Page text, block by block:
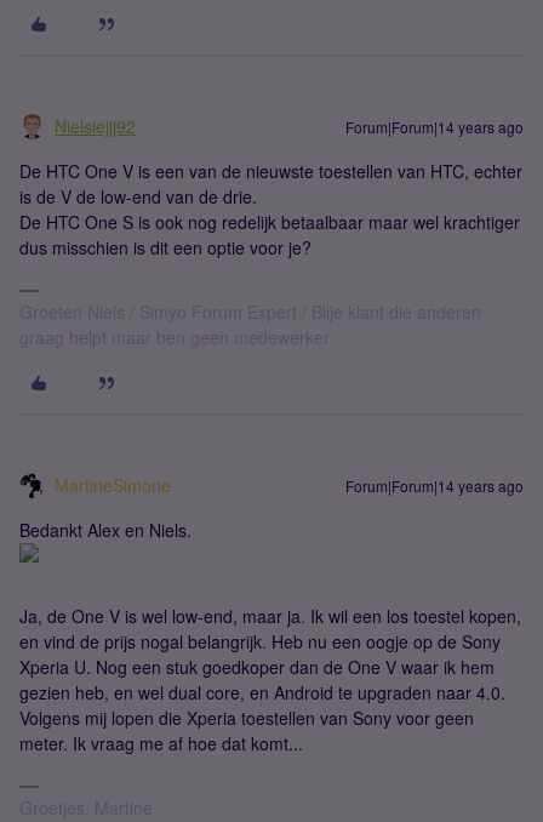
Nielsiejjj92 Forum|Forum|14 years ago
De HTC One V is een van de nieuwste toestellen van HTC, echter
is de V de low-end van de drie.
De HTC One S is ook nog redelijk betaalbaar maar wel krachtiger
dus misschien is dit een optie voor je?
Groeten Niels / Simyo Forum Expert / Blije klant die anderen
graag helpt maar ben geen medewerker
MartineSimone Forum|Forum|14 years ago
Bedankt Alex en Niels.
Ja, de One V is wel low-end, maar ja. Ik wil een los toestel kopen,
en vind de prijs nogal belangrijk. Heb nu een oogje op de Sony
Xperia U. Nog een stuk goedkoper dan de One V waar ik hem
gezien heb, en wel dual core, en Android te upgraden naar 4.0.
Volgens mij lopen die Xperia toestellen van Sony voor geen
meter. Ik vraag me af hoe dat komt...
Groetjes, Martine